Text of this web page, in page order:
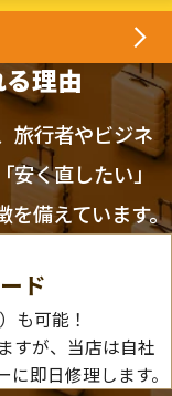
理由
旅行者やビジネ
安く直したい」
を備えています。
ド
も可能！
すが、当店は自社
即日修理します。